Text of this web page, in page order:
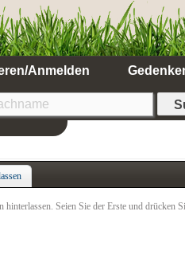
Anmelden
hinterlassen. Seien Sie der Erste und drücken